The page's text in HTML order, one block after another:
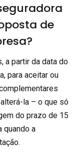
de
a partir da data do
para aceitar ou
la – o que só
do prazo de 15
quando a